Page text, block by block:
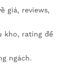
giá, reviews,
kho, rating để
ngách.